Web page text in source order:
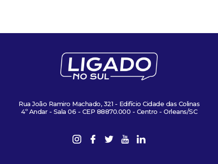
Rua João Ramiro Machado, 321 - Edifício Cidade das Colinas
4º Andar - Sala 06 - CEP 88870.000 - Centro - Orleans/SC